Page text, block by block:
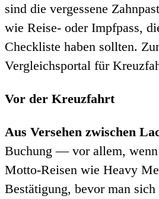
sind die vergessene
wie Reise- oder Impfpass,
Checkliste haben sollten.
Vergleichsportal für
Vor der Kreuzfahrt
Aus Versehen zwischen
Buchung — vor allem, wenn
Motto-Reisen wie Heavy
Bestätigung, bevor man